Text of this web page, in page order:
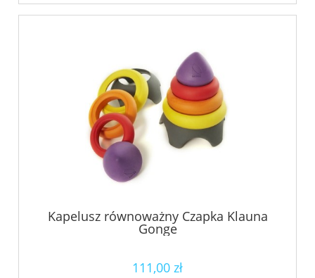
Kapelusz równoważny Czapka Klauna
Gonge
111,00 zł